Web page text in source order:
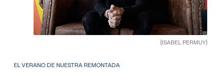
(ISABEL PERMUY)
EL VERANO DE NUESTRA REMONTADA